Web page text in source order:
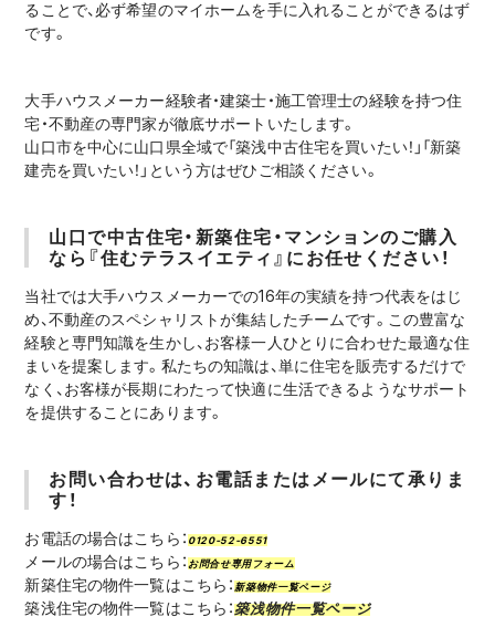
ることで、必ず希望のマイホームを手に入れることができるはず
です。
大手ハウスメーカー経験者・建築士・施工管理士の経験を持つ住
宅・不動産の専門家が徹底サポートいたします。
山口市を中心に山口県全域で「築浅中古住宅を買いたい！」「新築
建売を買いたい！」という方はぜひご相談ください。
山口で中古住宅・新築住宅・マンションのご購入
なら『住むテラスイエティ』にお任せください！
当社では大手ハウスメーカーでの16年の実績を持つ代表をはじ
め、不動産のスペシャリストが集結したチームです。この豊富な
経験と専門知識を生かし、お客様一人ひとりに合わせた最適な住
まいを提案します。私たちの知識は、単に住宅を販売するだけで
なく、お客様が長期にわたって快適に生活できるようなサポート
を提供することにあります。
お問い合わせは、お電話またはメールにて承りま
す！
お電話の場合はこちら： 0120-52-6551
メールの場合はこちら：お問合せ専用フォーム
新築住宅の物件一覧はこちら：新築物件一覧ページ
築浅住宅の物件一覧はこちら：築浅物件一覧ページ